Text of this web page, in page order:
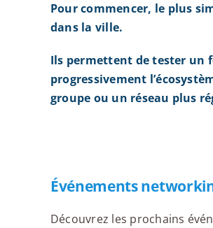
Pour commencer, le plus
dans la ville.
Ils permettent de tester un
progressivement
groupe ou un réseau plus
Événements
Découvrez les prochains